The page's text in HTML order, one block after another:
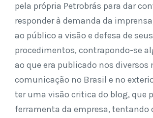
pela própria Petrobrás para dar
responder à demanda da
ao público a visão e defesa de seus
procedimentos, contrapondo-se
ao que era publicado nos diversos
comunicação no Brasil e no
ter uma visão critica do blog, que
ferramenta da empresa, tentando